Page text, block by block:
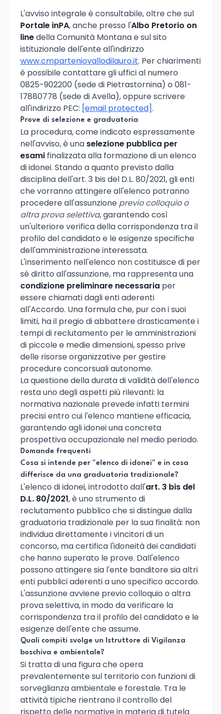
L'avviso integrale è consultabile, oltre che sul
Portale inPA, anche presso l'Albo Pretorio on
linedella Comunità Montana e sul sito
istituzionale dell'ente all'indirizzo
www.cmparteniovallodilauro.it. Per chiarimenti
è possibile contattare gli uffici al numero
0825-902200 (sede di Pietrastornina) o 081-
17880778 (sede di Avella), oppure scrivere
all'indirizzo PEC: [email protected].
Prove di selezione e graduatoria
La procedura, come indicato espressamente
nell'avviso, è una selezione pubblica per
esami finalizzata alla formazione di un elenco
di idonei. Stando a quanto previsto dalla
disciplina dell'art. 3 bis del D.L. 80/2021, gli enti
che vorranno attingere all'elenco potranno
procedere all'assunzione previo colloquio o
altra prova selettiva, garantendo così
un'ulteriore verifica della corrispondenza tra il
profilo del candidato e le esigenze specifiche
dell'amministrazione interessata.
L'inserimento nell'elenco non costituisce di per
sé diritto all'assunzione, ma rappresenta una
condizione preliminare necessaria per
essere chiamati dagli enti aderenti
all'Accordo. Una formula che, pur con i suoi
limiti, ha il pregio di abbattere drasticamente i
tempi di reclutamento per le amministrazioni
di piccole e medie dimensioni, spesso prive
delle risorse organizzative per gestire
procedure concorsuali autonome.
La questione della durata di validità dell'elenco
resta uno degli aspetti più rilevanti: la
normativa nazionale prevede infatti termini
precisi entro cui l'elenco mantiene efficacia,
garantendo agli idonei una concreta
prospettiva occupazionale nel medio periodo.
Domande frequenti
Cosa si intende per "elenco di idonei" e in cosa
differisce da una graduatoria tradizionale?
L'elenco di idonei, introdotto dall'art. 3 bis del
D.L. 80/2021, è uno strumento di
reclutamento pubblico che si distingue dalla
graduatoria tradizionale per la sua finalità: non
individua direttamente i vincitori di un
concorso, ma certifica l'idoneità dei candidati
che hanno superato le prove. Dall'elenco
possono attingere sia l'ente banditore sia altri
enti pubblici aderenti a uno specifico accordo.
L'assunzione avviene previo colloquio o altra
prova selettiva, in modo da verificare la
corrispondenza tra il profilo del candidato e le
esigenze dell'ente che assume.
Quali compiti svolge un Istruttore di Vigilanza
boschiva e ambientale?
Si tratta di una figura che opera
prevalentemente sul territorio con funzioni di
sorveglianza ambientale e forestale. Tra le
attività tipiche rientrano il controllo del